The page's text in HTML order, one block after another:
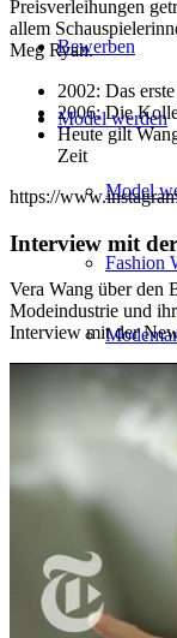
Bewerben
Model werden
Model
Fashion
Wiki
Podcast
Peppa
Preisverleihungen
allem
Meg Ryan.
2002: Das
2006: Die
Heute gilt
Zeit
https://
Interview mit
Vera Wang über den
Modeindustrie und
Interview mit der